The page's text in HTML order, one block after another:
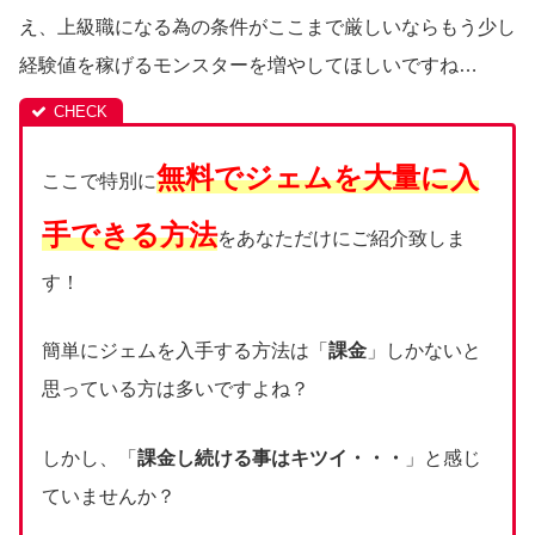
え、上級職になる為の条件がここまで厳しいならもう少し
経験値を稼げるモンスターを増やしてほしいですね…
ここで特別に無料でジェムを大量に入
手できる方法をあなただけにご紹介致しま
す！
簡単にジェムを入手する方法は「 課金 」しかないと
思っている方は多いですよね？
しかし、「 課金し続ける事はキツイ・・・
」と感じ
ていませんか？